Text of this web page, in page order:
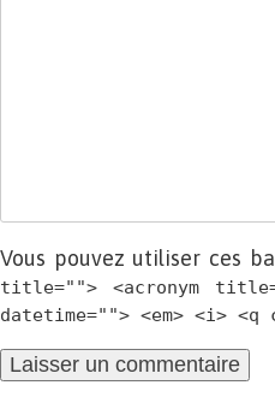
Vous pouvez utiliser ces
title=""> <acronym
datetime=""> <em> <i>